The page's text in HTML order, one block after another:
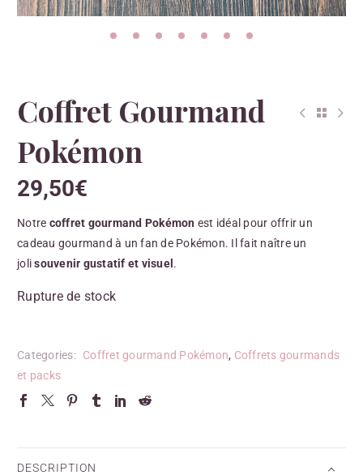
Coffret Gourmand
Pokémon
29,50€
Notre coffret gourmand Pokémon est idéal pour offrir un
cadeau gourmand à un fan de Pokémon. Il fait naître un
jolisouvenir gustatif et visuel.
Rupture de stock
Categories: Coffret gourmand Pokémon, Coffrets gourmands
et packs
DESCRIPTION